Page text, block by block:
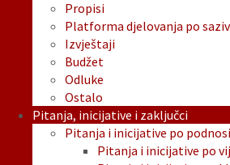
Propisi
Platforma djelovanja po
Izvještaji
Budžet
Odluke
Ostalo
Pitanja, inicijative i zaključci
Pitanja i inicijative po
Pitanja i inicijative po